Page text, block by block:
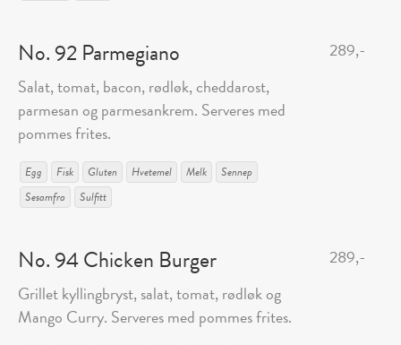
No. 92 Parmegiano
Salat, tomat, bacon, rødløk, cheddarost,
parmesan og parmesankrem. Serveres med
pommes frites.
Egg Fisk Gluten Hvetemel Melk
Sennep
Sesamfrø
Sulfitt
289,-
No. 94 Chicken Burger
Grillet kyllingbryst, salat, tomat, rødløk og
Mango Curry. Serveres med pommes frites.
289,-